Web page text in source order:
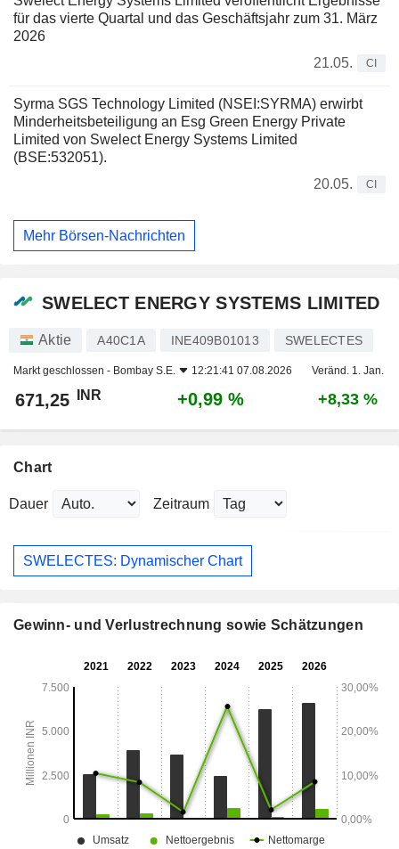
für das vierte Quartal und das Geschäftsjahr zum 31. März
2026
21.05.
CI
Syrma SGS Technology Limited (NSEI:SYRMA) erwirbt
Minderheitsbeteiligung an Esg Green Energy Private
Limited von Swelect Energy Systems Limited
(BSE:532051).
20.05.
CI
Mehr Börsen-Nachrichten
SWELECT ENERGY SYSTEMS LIMITED
Aktie A40C1A INE409B01013 SWELECTES
Markt geschlossen - Bombay S.E. 12:21:41 07.08.2026 Veränd. 1. Jan.
671,25 INR +0,99 % +8,33 %
Chart
Dauer Zeitraum
SWELECTES: Dynamischer Chart
Gewinn- und Verlustrechnung sowie Schätzungen